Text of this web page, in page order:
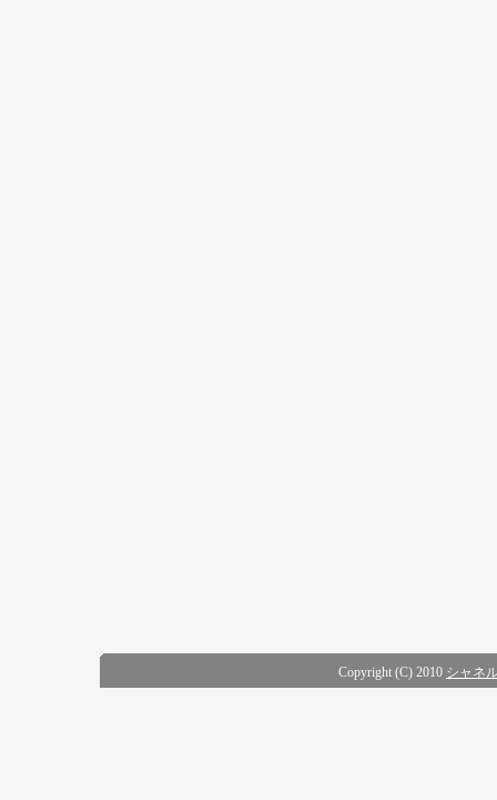
Copyright (C) 2010 シャネ